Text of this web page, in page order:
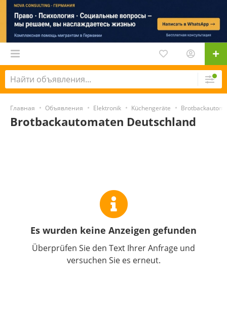
Главная Объявления Elektronik Küchengeräte
Brotbackautomaten Deutschland
Es wurden keine Anzeigen gefunden
Überprüfen Sie den Text Ihrer Anfrage und
versuchen Sie es erneut.